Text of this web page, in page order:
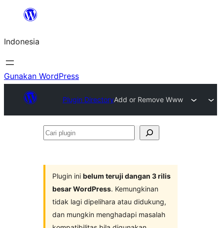
Lewati
konten
Indonesia
Gunakan WordPress
Plugin DirectoryAdd or Remove Www
Cari
Plugin ini belum teruji dangan 3 rilis
besar WordPress. Kemungkinan
tidak lagi dipelihara atau didukung,
dan mungkin menghadapi masalah